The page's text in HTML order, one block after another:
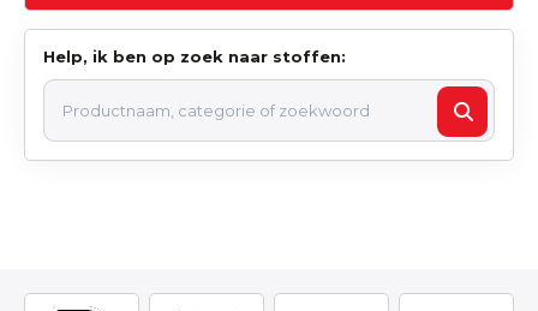
Help, ik ben op zoek naar stoffen: